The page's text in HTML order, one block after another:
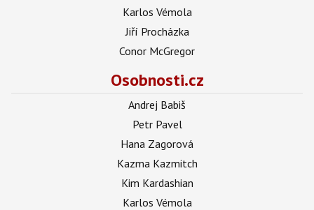
Karlos Vémola
Jiří Procházka
Conor McGregor
Osobnosti.cz
Andrej Babiš
Petr Pavel
Hana Zagorová
Kazma Kazmitch
Kim Kardashian
Karlos Vémola